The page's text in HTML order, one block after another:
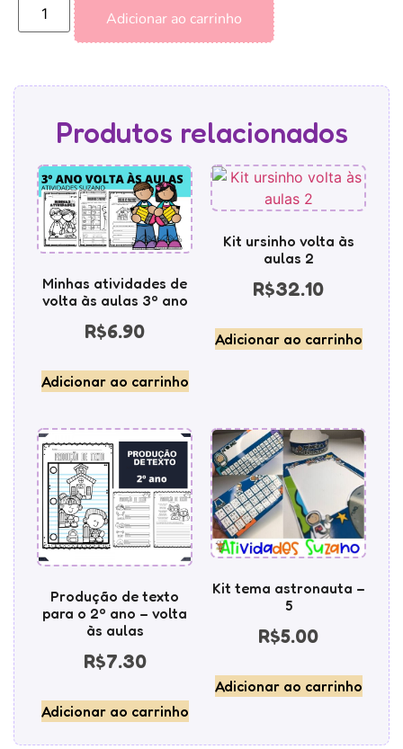
Adicionar ao carrinho
Produtos relacionados
Minhas atividades de
volta às aulas 3º ano
R$6.90
Adicionar ao carrinho
Kit ursinho volta às
aulas 2
R$32.10
Adicionar ao carrinho
Produção de texto
para o 2º ano – volta
às aulas
R$7.30
Adicionar ao carrinho
Kit tema astronauta –
5
R$5.00
Adicionar ao carrinho